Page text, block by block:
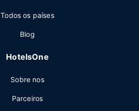
Todos os países
Blog
HotelsOne
Sobre nos
Parceiros